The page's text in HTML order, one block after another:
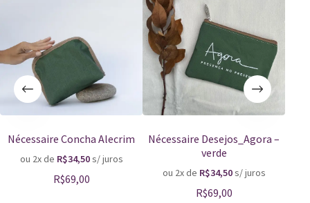
Nécessaire Concha Alecrim
ou 2x de R$34,50s/ juros
R$69,00
Nécessaire Desejos_Agora –
verde
ou 2x de R$34,50s/ juros
R$69,00